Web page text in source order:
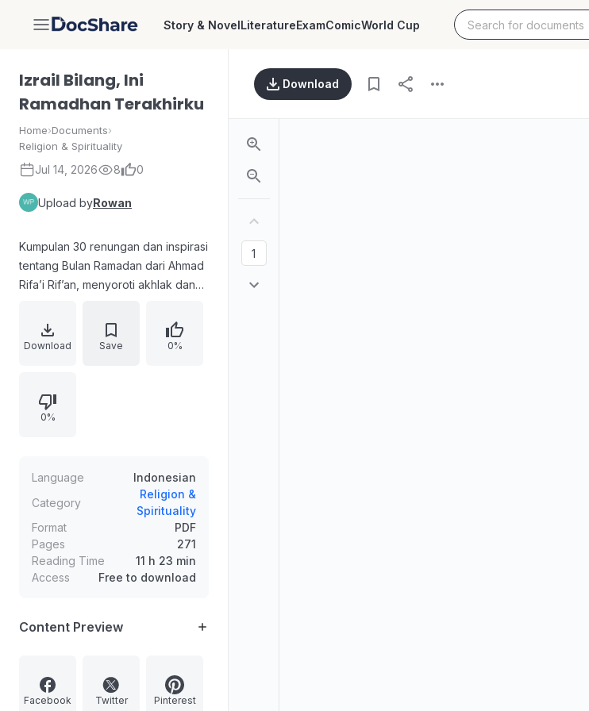
DocShare Story & NovelLiteratureExamComicWorld Cup
Izrail Bilang, Ini
Ramadhan Terakhirku
Home›Documents›
Religion & Spirituality
Jul 14, 2026 8 0
Upload byRowan
Kumpulan 30 renungan dan inspirasi
tentang Bulan Ramadan dari Ahmad
Rifa’i Rif’an, menyoroti akhlak dan
sekitar pembaca. Disertai informasi
penerbitan, pernyataan hak cipta,
mengenai manfaatnya sebagai
bahan renungan dan kultum.
Download Save 0%
0%
Language
Indonesian
Category
Religion &
Spirituality
Format
PDF
Pages
271
Reading Time
11 h 23 min
Access
Free to download
Content Preview
Facebook Twitter Pinterest
Download